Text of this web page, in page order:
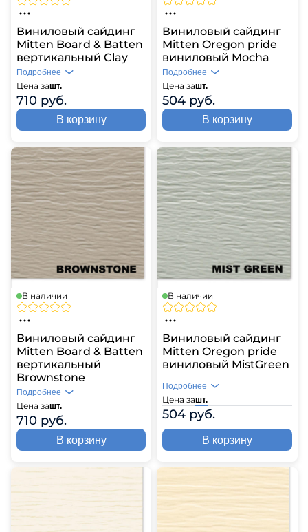
Виниловый сайдинг
Mitten Board & Batten
вертикальный Clay
Цена зашт.
710 руб.
Подробнее
В корзину
Виниловый сайдинг
Mitten Oregon pride
виниловый Mocha
Цена зашт.
504 руб.
Подробнее
В корзину
В наличии
Виниловый сайдинг
Mitten Board & Batten
вертикальный
Brownstone
Цена зашт.
710 руб.
Подробнее
В корзину
В наличии
Виниловый сайдинг
Mitten Oregon pride
виниловый MistGreen
Цена зашт.
504 руб.
Подробнее
В корзину